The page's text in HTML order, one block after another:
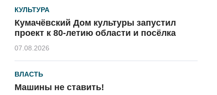
КУЛЬТУРА
Кумачёвский Дом культуры запустил
проект к 80-летию области и посёлка
07.08.2026
ВЛАСТЬ
Машины не ставить!